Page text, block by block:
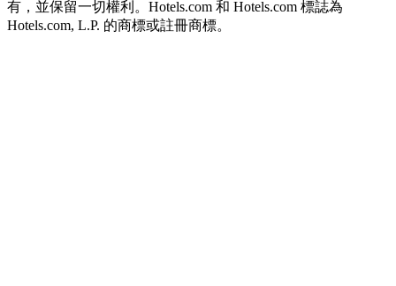
有，並保留一切權利。 Hotels.com 和 Hotels.com 標誌為
Hotels.com, L.P. 的商標或註冊商標。